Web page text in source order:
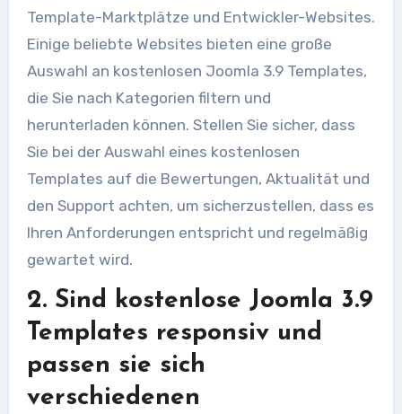
Template-Marktplätze und Entwickler-Websites.
Einige beliebte Websites bieten eine große
Auswahl an kostenlosen Joomla 3.9 Templates,
die Sie nach Kategorien filtern und
herunterladen können. Stellen Sie sicher, dass
Sie bei der Auswahl eines kostenlosen
Templates auf die Bewertungen, Aktualität und
den Support achten, um sicherzustellen, dass es
Ihren Anforderungen entspricht und regelmäßig
gewartet wird.
2. Sind kostenlose Joomla 3.9
Templates responsiv und
passen sie sich
verschiedenen